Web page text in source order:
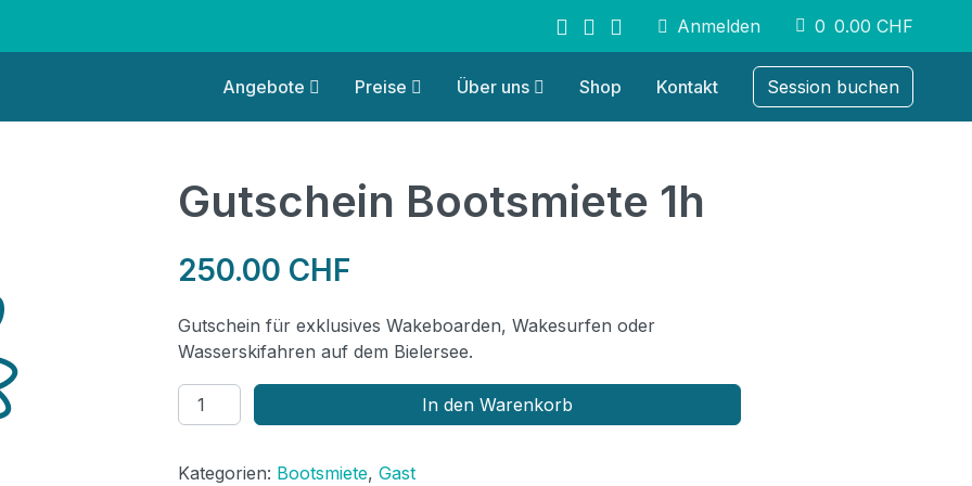
Anmelden 0
items
0.00CHF
Angebote Preise Über uns Shop Kontakt Session buchen
Gutschein Bootsmiete 1h
250.00 CHF
Gutschein für exklusives Wakeboarden, Wakesurfen oder
Wasserskifahren auf dem Bielersee.
Gutschein
Bootsmiete
Menge
In den Warenkorb
Kategorien: Bootsmiete,Gast